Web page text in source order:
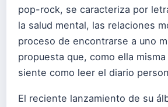
pop-rock, se caracteriza por
la salud mental, las relaciones
proceso de encontrarse a uno
propuesta que, como ella
siente como leer el diario
El reciente lanzamiento de su